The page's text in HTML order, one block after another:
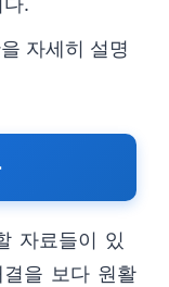
자세히 설명
자료들이 있
을 보다 원활